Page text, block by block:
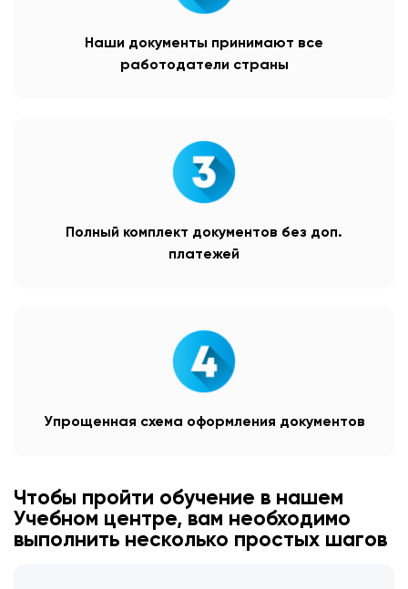
Наши документы принимают все
работодатели страны
Полный комплект документов без доп.
платежей
Упрощенная схема оформления документов
Чтобы пройти обучение в нашем
Учебном центре, вам необходимо
выполнить несколько простых шагов